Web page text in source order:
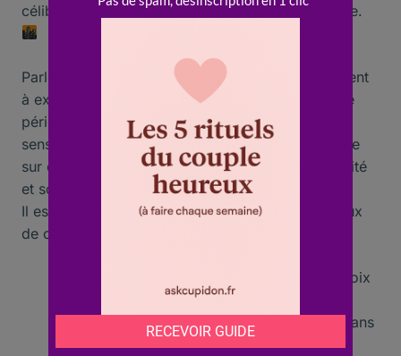
célibataires se disent satisfaits de leur vie actuelle.
Parler de bonheur en solo nous mène naturellement
à explorer comment le célibat peut aussi être une
période de redécouverte personnelle et de
sensualité affirmée, comme le montre notre article
sur comment une femme peut cultiver sa sensibilité
et son charme
tout en étant célibataire.
Il est possible de tirer des enseignements précieux
de cette expérience de vie.
: Vivre le célibat comme un choix
délibéré permet de renforcer son
indépendance et d’explorer ses passions sans
contraintes.